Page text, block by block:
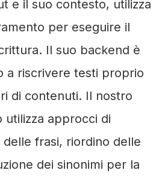
e il suo contesto, utilizza
per eseguire il
Il suo backend è
a riscrivere testi proprio
di contenuti. Il nostro
utilizza approcci di
frasi, riordino delle
dei sinonimi per la